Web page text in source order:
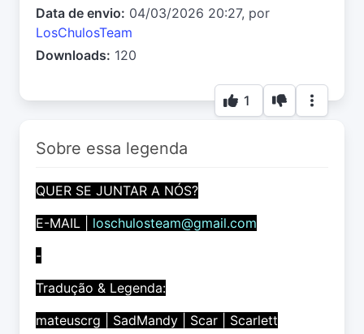
Data de envio: 04/03/2026 20:27, por
LosChulosTeam
Downloads: 120
1
Sobre essa legenda
QUER SE JUNTAR A NÓS?
E-MAIL |
loschulosteam@gmail.com
-
Tradução & Legenda:
mateuscrg | SadMandy | Scar | Scarlett